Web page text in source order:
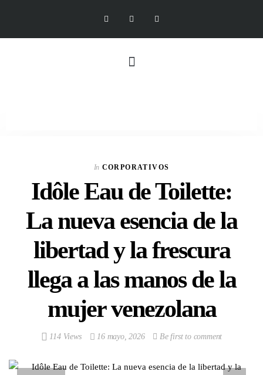
In CORPORATIVOS
Idôle Eau de Toilette:
La nueva esencia de la
libertad y la frescura
llega a las manos de la
mujer venezolana
114 Views 16 mayo, 2026 Be first to comment